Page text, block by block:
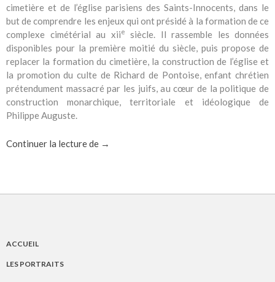
cimetière et de l’église parisiens des Saints-Innocents, dans le
but de comprendre les enjeux qui ont présidé à la formation de ce
complexe cimétérial au xiie
siècle. Il rassemble les données
disponibles pour la première moitié du siècle, puis propose de
replacer la formation du cimetière, la construction de l’église et
la promotion du culte de Richard de Pontoise, enfant chrétien
prétendument massacré par les juifs, au cœur de la politique de
construction monarchique, territoriale et idéologique de
Philippe Auguste.
Continuer la lecture de La formation d’un espace sacré à Paris
→
ACCUEIL
LES PORTRAITS